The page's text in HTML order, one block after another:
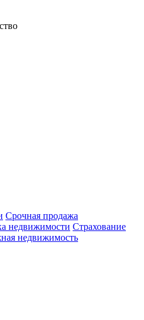
Срочная продажа
недвижимости Страхование
недвижимость